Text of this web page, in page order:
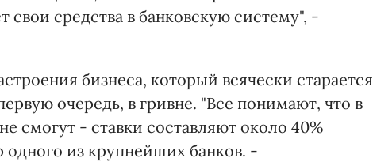
свои средства в банковскую систему", -
бизнеса, который всячески старается
очередь, в гривне. "Все понимают, что в
смогут - ставки составляют около 40%
из крупнейших банков. -